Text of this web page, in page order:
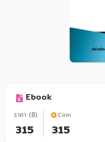
Ebook
ราคา (฿)
315
Coin
315